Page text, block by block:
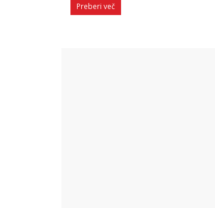
Preberi več